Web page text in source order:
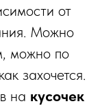
от
Можно
можно по
захочется.
на кусочек